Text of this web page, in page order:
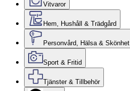
Vitvaror
Hem, Hushåll & Trädgård
Personvård, Hälsa & Skönhet
Sport & Fritid
Tjänster & Tillbehör